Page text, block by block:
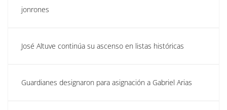
jonrones
José Altuve continúa su ascenso en listas históricas
Guardianes designaron para asignación a Gabriel Arias